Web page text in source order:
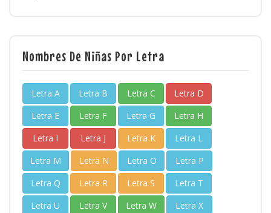
Nombres De Niñas Por Letra
Letra A Letra B Letra C
Letra D
Letra E
Letra F Letra G
Letra H
Letra I
Letra J Letra K
Letra L
Letra M
Letra N Letra O
Letra P
Letra Q
Letra R Letra S
Letra T
Letra U
Letra V Letra W
Letra X